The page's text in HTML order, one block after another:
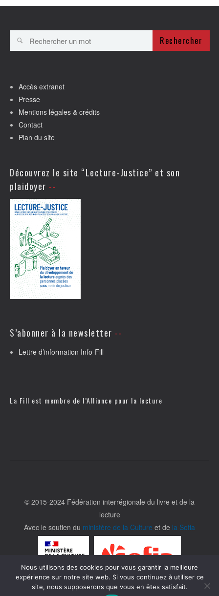
Rechercher
Accès extranet
Presse
Mentions légales & crédits
Contact
Plan du site
Découvrez le site “Lecture-Justice” et son
plaidoyer
S’abonner à la newsletter
Lettre d’information Info-Fill
La Fill est membre de l’Alliance pour la lecture
© 2015-2024 Fédération interrégionale du livre et de la
lecture
Avec le soutien du ministère de la Culture et de la Sofia
Nous utilisons des cookies pour vous garantir la meilleure
expérience sur notre site web. Si vous continuez à utiliser ce
site, nous supposerons que vous en êtes satisfait.